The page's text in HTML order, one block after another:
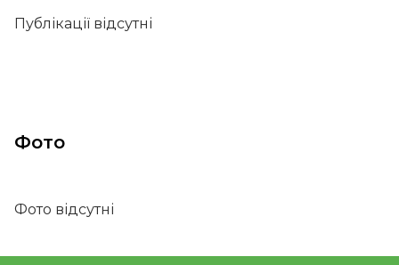
Публікації відсутні
Фото
Фото відсутні